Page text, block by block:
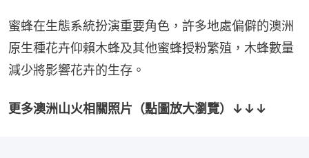
蜜蜂在生態系統扮演重要角色，許多地處偏僻的澳洲
原生種花卉仰賴木蜂及其他蜜蜂授粉繁殖，木蜂數量
減少將影響花卉的生存。
更多澳洲山火相關照片（點圖放大瀏覽）↓↓↓